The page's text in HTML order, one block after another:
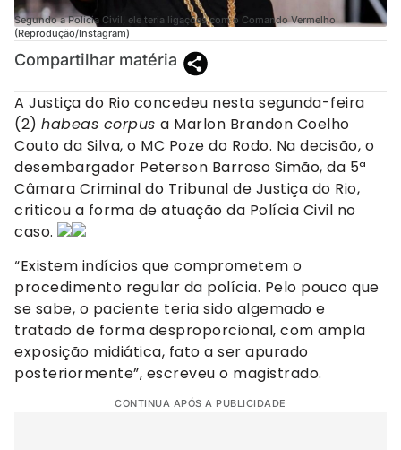
Segundo a Polícia Civil, ele teria ligações com o Comando Vermelho
(Reprodução/Instagram)
Compartilhar matéria
A Justiça do Rio concedeu nesta segunda-feira
(2) habeas corpus a Marlon Brandon Coelho
Couto da Silva, o MC Poze do Rodo. Na decisão, o
desembargador Peterson Barroso Simão, da 5ª
Câmara Criminal do Tribunal de Justiça do Rio,
criticou a forma de atuação da Polícia Civil no
caso.
“Existem indícios que comprometem o
procedimento regular da polícia. Pelo pouco que
se sabe, o paciente teria sido algemado e
tratado de forma desproporcional, com ampla
exposição midiática, fato a ser apurado
posteriormente”, escreveu o magistrado.
CONTINUA APÓS A PUBLICIDADE